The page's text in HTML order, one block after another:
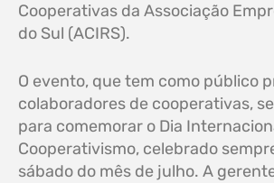
Cooperativas da Associação
do Sul (ACIRS).
O evento, que tem como público
colaboradores de cooperativas,
para comemorar o Dia
Cooperativismo, celebrado
sábado do mês de julho. A